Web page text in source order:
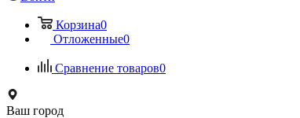
Корзина0
Отложенные0
Сравнение товаров0
Ваш город